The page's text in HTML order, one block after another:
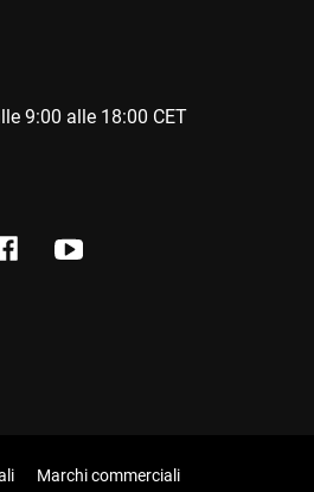
9:00 alle 18:00 CET
Marchi commerciali